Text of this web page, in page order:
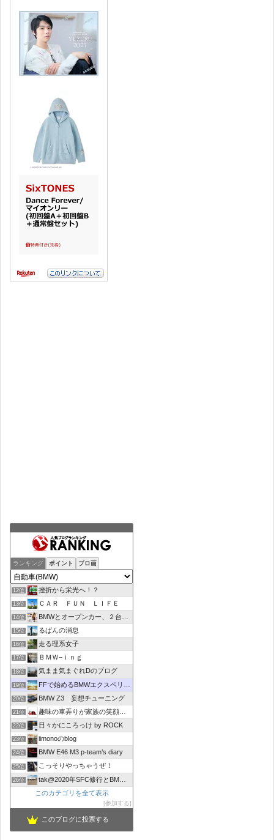
ランキング ポイント ブロ画
12位 挫折から栄光へ！？
13位 ＣＡＲ ＦＵＮ ＬＩＦＥ
14位 BMWとオープンカー、２台持ちは大変でした/GOCCHI
15位 るぱんの消息
16位 走る理系女子
17位 ＢＭＷ−ｉｎｇ
18位 気まま気まぐれDのブログ
19位 FFで始めるBMWエクスペリエンス
20位 BMW Z3 妄想チューニング
21位 趣味の車弄りが家族の笑顔の中心にありますように
22位 日々かにころっけ by ROCK
23位 iimonoのblog
24位 BMW E46 M3 p-team’s diary
25位 こっそりやっちゃうぜ！
26位
tak@2020年SFC修行とBMW(F30)の備忘録。
このカテゴリを全て表示
参加する
このブログに投票する